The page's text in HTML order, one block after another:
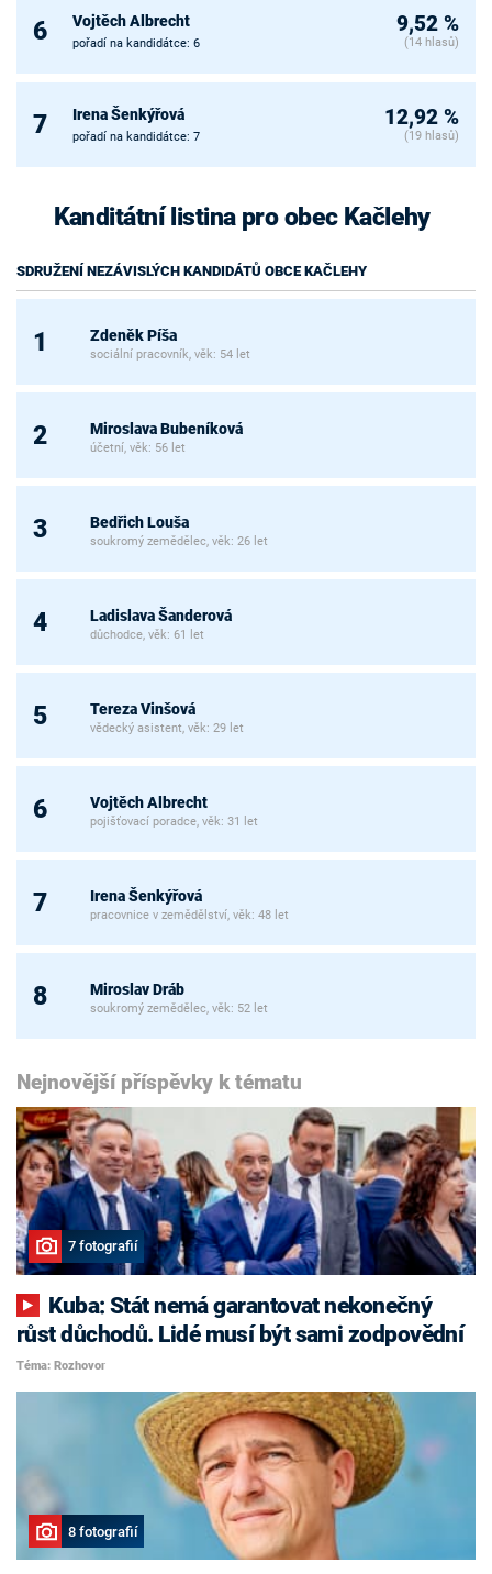
6 Vojtěch Albrecht
pořadí na kandidátce: 6
9,52 %
(14 hlasů)
7 Irena Šenkýřová
pořadí na kandidátce: 7
12,92 %
(19 hlasů)
Kanditátní listina pro obec Kačlehy
SDRUŽENÍ NEZÁVISLÝCH KANDIDÁTŮ OBCE KAČLEHY
1 Zdeněk Píša
sociální pracovník, věk: 54 let
2 Miroslava Bubeníková
účetní, věk: 56 let
3 Bedřich Louša
soukromý zemědělec, věk: 26 let
4 Ladislava Šanderová
důchodce, věk: 61 let
5 Tereza Vinšová
vědecký asistent, věk: 29 let
6 Vojtěch Albrecht
pojišťovací poradce, věk: 31 let
7 Irena Šenkýřová
pracovnice v zemědělství, věk: 48 let
8 Miroslav Dráb
soukromý zemědělec, věk: 52 let
Nejnovější příspěvky k tématu
7 fotografií
růst důchodů. Lidé musí být sami zodpovědní
Téma: Rozhovor
8 fotografií